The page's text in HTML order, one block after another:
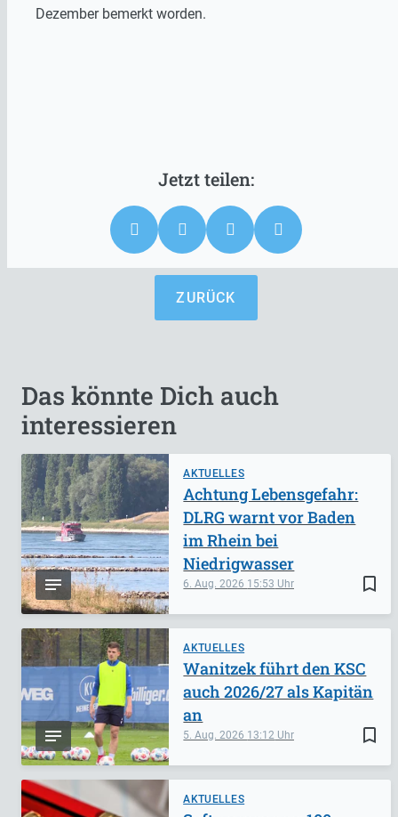
Dezember bemerkt worden.
ZURÜCK
Das könnte Dich auch
interessieren
AKTUELLES
bookmark_border
6. Aug. 2026 15:53
Achtung Lebensgefahr:
DLRG warnt vor Baden
im Rhein bei
Niedrigwasser
AKTUELLES
bookmark_border
5. Aug. 2026 13:12
Wanitzek führt den KSC
auch 2026/27 als Kapitän
an
AKTUELLES